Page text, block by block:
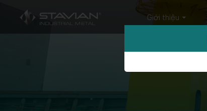
Giới thiệu